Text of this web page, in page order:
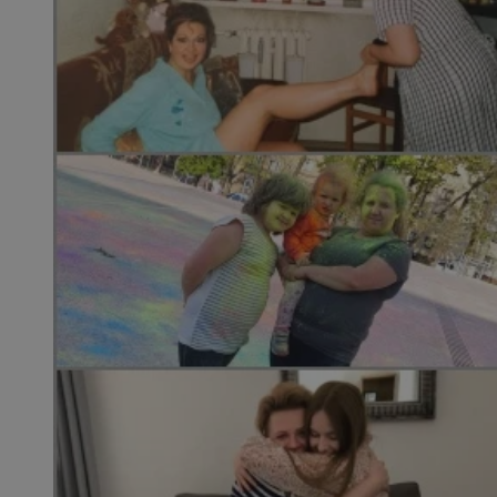
SessID
QeSessID
MvSessID
msToken
__cf_bm
__cf_bm
CookieScriptConsent